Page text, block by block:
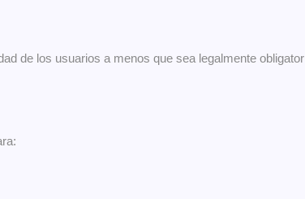
de los usuarios a menos que sea legalmente